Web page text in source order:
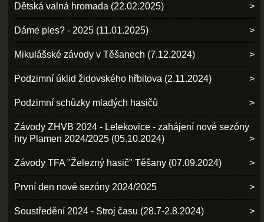
Dětská valná hromada (22.02.2025)
Dáme ples? - 2025 (11.01.2025)
Mikulášské závody v Těšanech (7.12.2024)
Podzimní úklid židovského hřbitova (2.11.2024)
Podzimní schůzky mladých hasičů
Závody ZHVB 2024 - Lelekovice - zahájení nové sezóny
hry Plamen 2024/2025 (05.10.2024)
Závody TFA "Železný hasič" Těšany (07.09.2024)
První den nové sezóny 2024/2025
Soustředění 2024 - Stroj času (28.7-2.8.2024)